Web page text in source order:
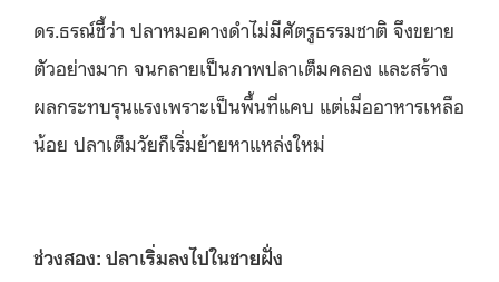
ดร.ธรณ์ชี้ว่า ปลาหมอคางดำไม่มีศัตรูธรรมชาติ จึงขยาย
ตัวอย่างมาก จนกลายเป็นภาพปลาเต็มคลอง และสร้าง
ผลกระทบรุนแรงเพราะเป็นพื้นที่แคบ แต่เมื่ออาหารเหลือ
น้อย ปลาเต็มวัยก็เริ่มย้ายหาแหล่งใหม่
ช่วงสอง: ปลาเริ่มลงไปในชายฝั่ง